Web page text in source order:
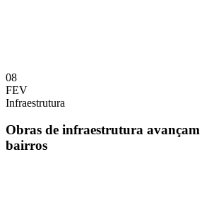
08
FEV
Infraestrutura
Obras de infraestrutura avançam
bairros